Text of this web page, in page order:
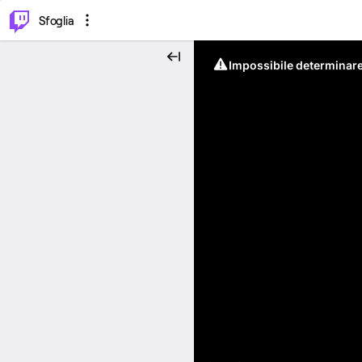
Sfoglia
Impossibile